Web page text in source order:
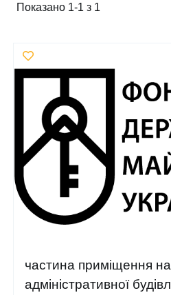
Показано 1-1 з 1
частина приміщення
адміністративної